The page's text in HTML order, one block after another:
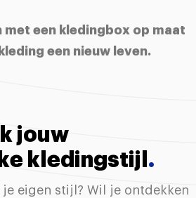
met een kledingbox op maat
een nieuw leven.
jouw
kledingstijl .
eigen stijl? Wil je ontdekken